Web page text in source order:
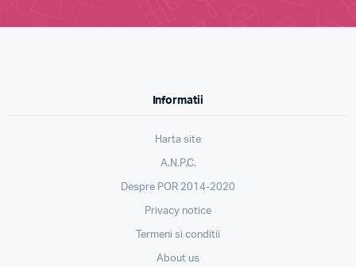
Informatii
Harta site
A.N.P.C.
Despre POR 2014-2020
Privacy notice
Termeni si conditii
About us